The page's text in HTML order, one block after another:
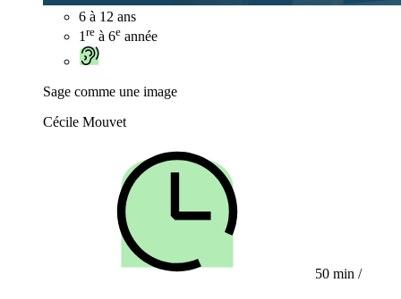
6 à 12 ans
1 re à 6e année
Sage comme une image
Cécile Mouvet
50 min /